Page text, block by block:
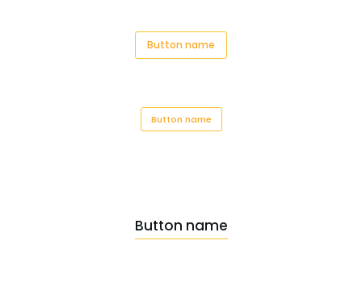
Button name
Button name
Button name